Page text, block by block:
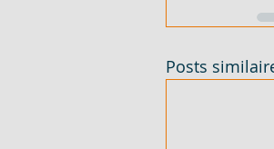
Posts